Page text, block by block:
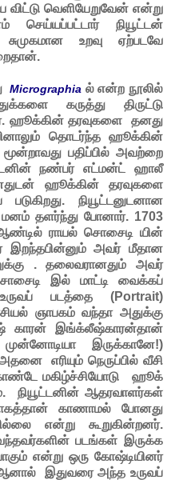
வெளியேறுவேன் என்று
செய்யப்பட்டார் நியூட்டன்
உறவு ஏற்படவே
Micrographia ல் என்ற நூலில்
கருத்து திருட்டு
ஹூக்கின் தரவுகளை தனது
தொடர்ந்த ஹூக்கின்
பதிப்பில் அவற்றை
நண்பர் எட்மன்ட் ஹாலீ
ஹூக்கின் தரவுகளை
நியூட்டனுடனான
தளர்ந்து போனார். 1703
ராயல் சொசைடி யின்
இறந்தபின்னும் அவர் மீதான
. தலைவரானதும் அவர்
இல் மாட்டி வைக்கப்
படத்தை (Portrait)
ஞாபகம் வந்தா அதுக்கு
காரன் இங்க்லீஷ்காரன்தான்
இருக்கானே!)
எரியும் நெருப்பில் வீசி
கொண்டே மகிழ்ச்சியோடு ஹூக்
நியூட்டனின் ஆதரவாளர்கள்
காணாமல் போனது
என்று கூறுகின்றனர்.
படங்கள் இருக்க
என்று ஒரு கோஷ்டியினர்
ஆனால் இதுவரை அந்த உருவப்